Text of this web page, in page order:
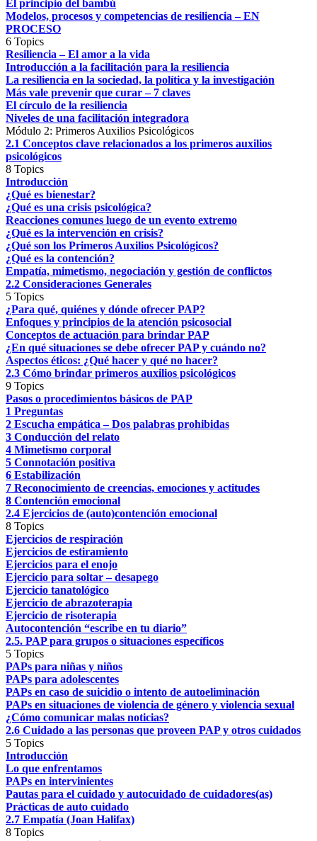
El principio del bambú
Modelos, procesos y competencias de resiliencia – EN
PROCESO
6 Topics
Resiliencia – El amor a la vida
Introducción a la facilitación para la resiliencia
La resiliencia en la sociedad, la política y la investigación
Más vale prevenir que curar – 7 claves
El círculo de la resiliencia
Niveles de una facilitación integradora
Módulo 2: Primeros Auxilios Psicológicos
2.1 Conceptos clave relacionados a los primeros auxilios
psicológicos
8 Topics
Introducción
¿Qué es bienestar?
¿Qué es una crisis psicológica?
Reacciones comunes luego de un evento extremo
¿Qué es la intervención en crisis?
¿Qué son los Primeros Auxilios Psicológicos?
¿Qué es la contención?
Empatía, mimetismo, negociación y gestión de conflictos
2.2 Consideraciones Generales
5 Topics
¿Para qué, quiénes y dónde ofrecer PAP?
Enfoques y principios de la atención psicosocial
Conceptos de actuación para brindar PAP
¿En qué situaciones se debe ofrecer PAP y cuándo no?
Aspectos éticos: ¿Qué hacer y qué no hacer?
2.3 Cómo brindar primeros auxilios psicológicos
9 Topics
Pasos o procedimientos básicos de PAP
1 Preguntas
2 Escucha empática – Dos palabras prohibidas
3 Conducción del relato
4 Mimetismo corporal
5 Connotación positiva
6 Estabilización
7 Reconocimiento de creencias, emociones y actitudes
8 Contención emocional
2.4 Ejercicios de (auto)contención emocional
8 Topics
Ejercicios de respiración
Ejercicios de estiramiento
Ejercicios para el enojo
Ejercicio para soltar – desapego
Ejercicio tanatológico
Ejercicio de abrazoterapia
Ejercicio de risoterapia
Autocontención “escribe en tu diario”
2.5. PAP para grupos o situaciones específicos
5 Topics
PAPs para niñas y niños
PAPs para adolescentes
PAPs en caso de suicidio o intento de autoeliminación
PAPs en situaciones de violencia de género y violencia sexual
¿Cómo comunicar malas noticias?
2.6 Cuidado a las personas que proveen PAP y otros cuidados
5 Topics
Introducción
Lo que enfrentamos
PAPs en intervinientes
Pautas para el cuidado y autocuidado de cuidadores(as)
Prácticas de auto cuidado
2.7 Empatía (Joan Halifax)
8 Topics